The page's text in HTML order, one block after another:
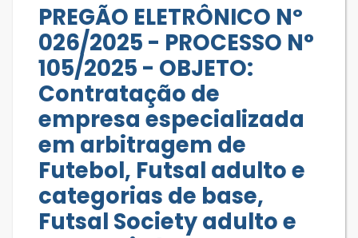
PREGÃO ELETRÔNICO Nº
026/2025 - PROCESSO N°
105/2025 - OBJETO:
Contratação de
empresa especializada
em arbitragem de
Futebol, Futsal adulto e
categorias de base,
Futsal Society adulto e